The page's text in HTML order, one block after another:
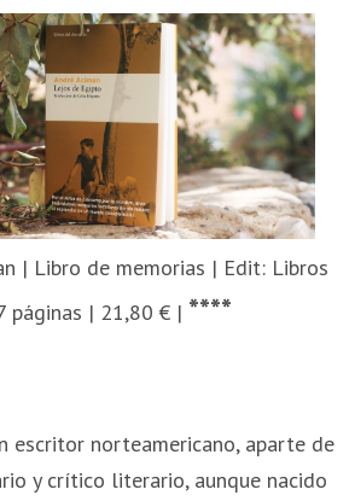
| Libro de memorias | Edit: Libros
páginas | 21,80 € | ****
escritor norteamericano, aparte de
y crítico literario, aunque nacido